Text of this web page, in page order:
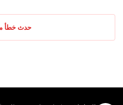
حدث خطأ